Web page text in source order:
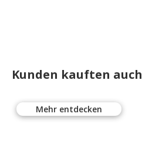
Kunden kauften auch
Mehr entdecken